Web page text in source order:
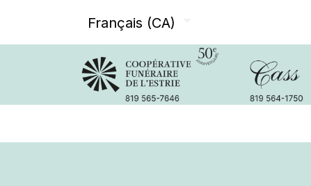
Français (CA)